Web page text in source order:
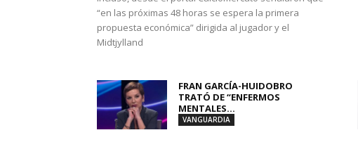
“en las próximas 48 horas se espera la primera
propuesta económica” dirigida al jugador y el
Midtjylland
FRAN GARCÍA-HUIDOBRO
TRATÓ DE “ENFERMOS
MENTALES...
VANGUARDIA